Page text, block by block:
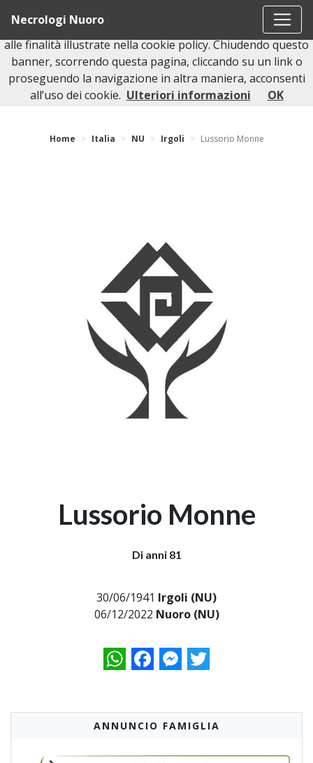
Necrologi Nuoro
Torna indietro
Home Italia NU Irgoli Lussorio Monne
Lussorio Monne
Di anni 81
30/06/1941 Irgoli (NU)
06/12/2022 Nuoro (NU)
WhatsAppFacebookMessenger
Twitter
ANNUNCIO FAMIGLIA
Questo sito o gli strumenti terzi da questo utilizzati si
avvalgono di cookie necessari al funzionamento ed utili
alle finalità illustrate nella cookie policy. Chiudendo questo
banner, scorrendo questa pagina, cliccando su un link o
proseguendo la navigazione in altra maniera, acconsenti
all’uso dei cookie. Ulteriori informazioni OK